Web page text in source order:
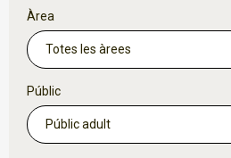
Àrea
Públic